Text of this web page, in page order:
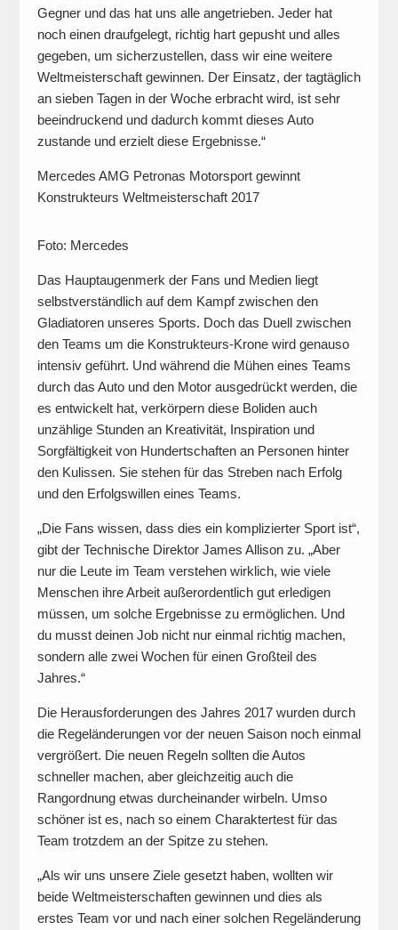
Gegner und das hat uns alle angetrieben. Jeder hat
noch einen draufgelegt, richtig hart gepusht und alles
gegeben, um sicherzustellen, dass wir eine weitere
Weltmeisterschaft gewinnen. Der Einsatz, der tagtäglich
an sieben Tagen in der Woche erbracht wird, ist sehr
beeindruckend und dadurch kommt dieses Auto
zustande und erzielt diese Ergebnisse.“
Mercedes AMG Petronas Motorsport gewinnt
Konstrukteurs Weltmeisterschaft 2017
Foto: Mercedes
Das Hauptaugenmerk der Fans und Medien liegt
selbstverständlich auf dem Kampf zwischen den
Gladiatoren unseres Sports. Doch das Duell zwischen
den Teams um die Konstrukteurs-Krone wird genauso
intensiv geführt. Und während die Mühen eines Teams
durch das Auto und den Motor ausgedrückt werden, die
es entwickelt hat, verkörpern diese Boliden auch
unzählige Stunden an Kreativität, Inspiration und
Sorgfältigkeit von Hundertschaften an Personen hinter
den Kulissen. Sie stehen für das Streben nach Erfolg
und den Erfolgswillen eines Teams.
„Die Fans wissen, dass dies ein komplizierter Sport ist“,
gibt der Technische Direktor James Allison zu. „Aber
nur die Leute im Team verstehen wirklich, wie viele
Menschen ihre Arbeit außerordentlich gut erledigen
müssen, um solche Ergebnisse zu ermöglichen. Und
du musst deinen Job nicht nur einmal richtig machen,
sondern alle zwei Wochen für einen Großteil des
Jahres.“
Die Herausforderungen des Jahres 2017 wurden durch
die Regeländerungen vor der neuen Saison noch einmal
vergrößert. Die neuen Regeln sollten die Autos
schneller machen, aber gleichzeitig auch die
Rangordnung etwas durcheinander wirbeln. Umso
schöner ist es, nach so einem Charaktertest für das
Team trotzdem an der Spitze zu stehen.
„Als wir uns unsere Ziele gesetzt haben, wollten wir
beide Weltmeisterschaften gewinnen und dies als
erstes Team vor und nach einer solchen Regeländerung